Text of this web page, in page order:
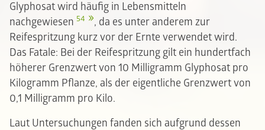
Glyphosat wird häufig in Lebensmitteln
nachgewiesen 54
, da es unter anderem zur
Reifespritzung kurz vor der Ernte verwendet wird.
Das Fatale: Bei der Reifespritzung gilt ein hundertfach
höherer Grenzwert von 10 Milligramm Glyphosat pro
Kilogramm Pflanze, als der eigentliche Grenzwert von
0,1 Milligramm pro Kilo.
Laut Untersuchungen fanden sich aufgrund dessen